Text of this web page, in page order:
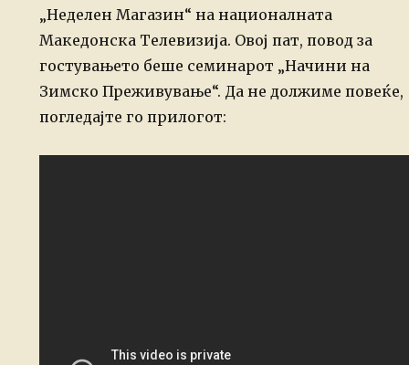
„Неделен Магазин“ на националната
Македонска Телевизија. Овој пат, повод за
гостувањето беше семинарот „Начини на
Зимско Преживување“. Да не должиме повеќе,
погледајте го прилогот: